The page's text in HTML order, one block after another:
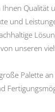
Ihnen Qualität
und
unseren
Palette